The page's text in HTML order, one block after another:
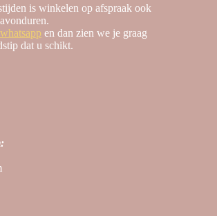
is winkelen op afspraak ook
en dan zien we je graag
dat u schikt.